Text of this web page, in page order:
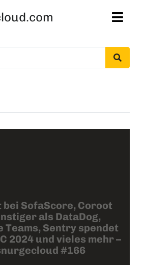
bei SofaScore, Coroot
als DataDog,
Teams, Sentry spendet
2024 und vieles mehr –
#166